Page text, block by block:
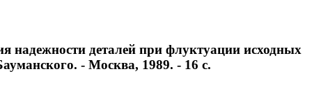
надежности деталей при флуктуации исходных
- Москва, 1989. - 16 с.